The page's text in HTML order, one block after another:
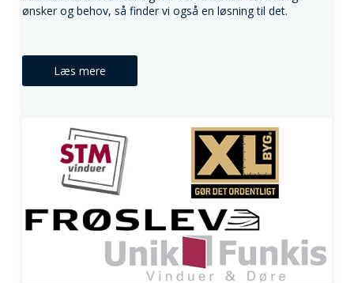
ønsker og behov, så finder vi også en løsning til det.
Læs mere